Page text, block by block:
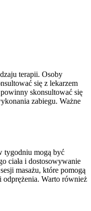
terapii. Osoby
się z lekarzem
skonsultować się
zabiegu. Ważne
tygodniu mogą być
ciała i dostosowywanie
masażu, które pomogą
Warto również